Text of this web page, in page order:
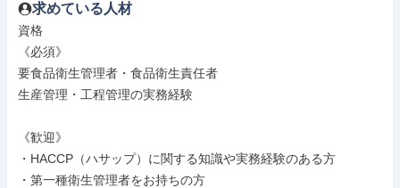
求めている人材
資格
《必須》
要食品衛生管理者・食品衛生責任者
生産管理・工程管理の実務経験
《歓迎》
・HACCP（ハサップ）に関する知識や実務経験のある方
・第一種衛生管理者をお持ちの方